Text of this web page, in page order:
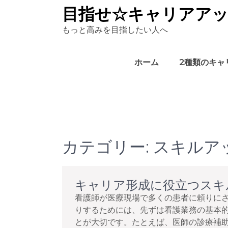
目指せ☆キャリアア
もっと高みを目指したい人へ
ホーム 2種類のキャ
カテゴリー: スキルア
キャリア形成に役立つス
看護師が医療現場で多くの患者に頼りに
りするためには、先ずは看護業務の基本
とが大切です。たとえば、医師の診療補